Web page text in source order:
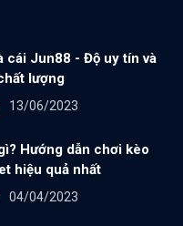
cái Jun88 - Độ uy tín và
lượng
13/06/2023
Hướng dẫn chơi kèo
hiệu quả nhất
04/04/2023